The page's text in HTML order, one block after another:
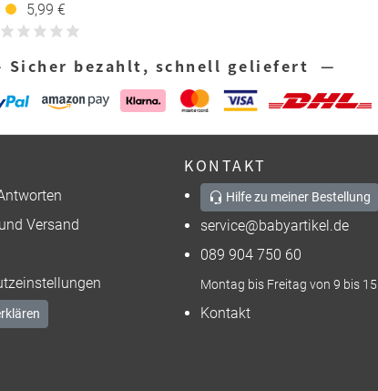
5,99 €
Sicher bezahlt, schnell geliefert —
Versand
KONTAKT
Hilfe zu meiner Bestellung
service@babyartikel.de
089 904 750 60
Montag bis Freitag von 9 bis
Kontakt